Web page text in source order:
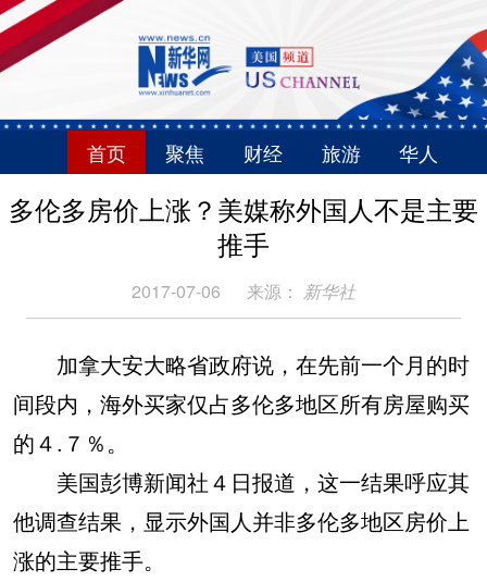
首页 聚焦 财经 旅游 华人
多伦多房价上涨？美媒称外国人不是主要
推手
2017-07-06 来源： 新华社
加拿大安大略省政府说，在先前一个月的时
间段内，海外买家仅占多伦多地区所有房屋购买
的４.７％。
美国彭博新闻社４日报道，这一结果呼应其
他调查结果，显示外国人并非多伦多地区房价上
涨的主要推手。